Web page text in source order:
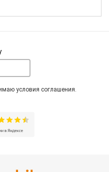
условия соглашения.